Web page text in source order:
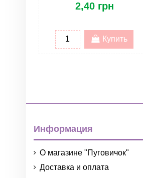
2,40 грн
Купить
Информация
О магазине "Пуговичок"
Доставка и оплата